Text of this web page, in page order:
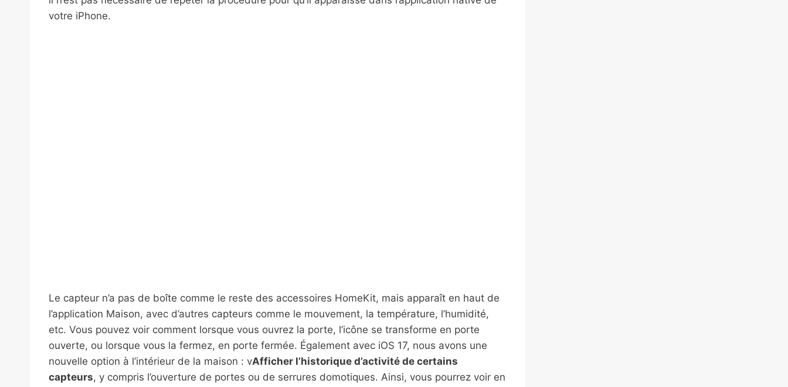
votre iPhone.
Le capteur n’a pas de boîte comme le reste des accessoires HomeKit, mais apparaît en haut de
l’application Maison, avec d’autres capteurs comme le mouvement, la température, l’humidité,
etc. Vous pouvez voir comment lorsque vous ouvrez la porte, l’icône se transforme en porte
ouverte, ou lorsque vous la fermez, en porte fermée. Également avec iOS 17, nous avons une
nouvelle option à l’intérieur de la maison : vAfficher l’historique d’activité de certains
capteurs, y compris l’ouverture de portes ou de serrures domotiques. Ainsi, vous pourrez voir en